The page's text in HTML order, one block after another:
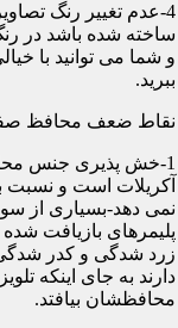
ساخته شده باشد در
و شما می توانید با
ببرید.
نقاط ضعف محافظ
1-خش پذیری جنس
آکریلات است و
نمی دهد-بسیاری از
پلیمرهای بازیافت
زرد شدگی و کدر
دارند به جای اینکه
محافظشان بیافتد.